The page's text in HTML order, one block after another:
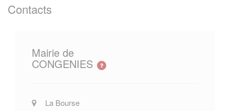
Contacts
Mairie de
CONGENIES
La Bourse